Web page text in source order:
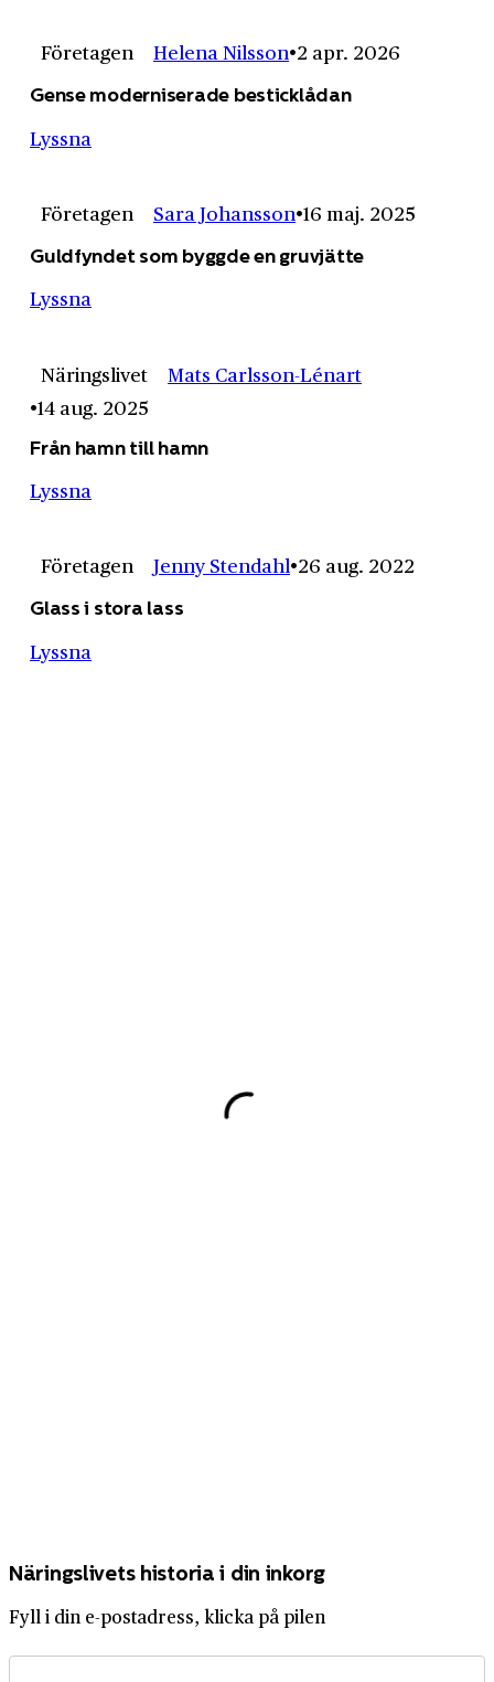
Företagen Helena Nilsson 2 apr. 2026
Gense moderniserade besticklådan
Lyssna
Företagen Sara Johansson 16 maj. 2025
Guldfyndet som byggde en gruvjätte
Lyssna
Näringslivet
Mats Carlsson-Lénart
14 aug. 2025
Från hamn till hamn
Lyssna
Företagen Jenny Stendahl 26 aug. 2022
Glass i stora lass
Lyssna
Näringslivets historia i din inkorg
Fyll i din e-postadress, klicka på pilen